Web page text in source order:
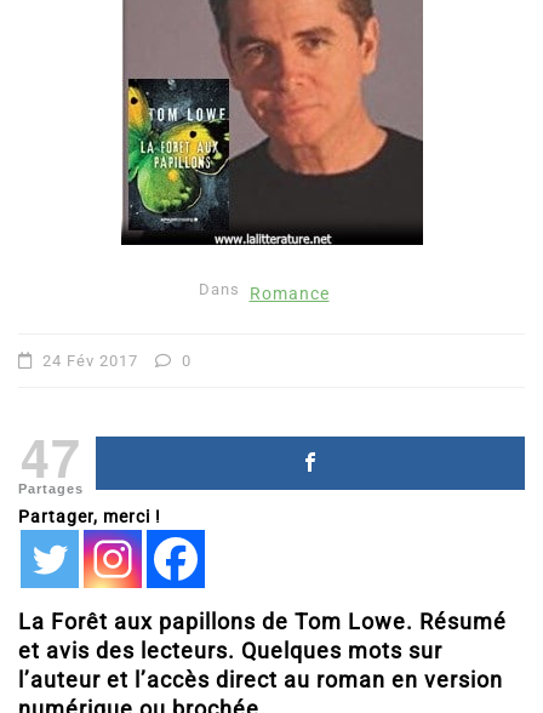
Dans Romance
24 Fév 2017 0
47
Partages
Partager, merci !
La Forêt aux papillons de Tom Lowe. Résumé
et avis des lecteurs. Quelques mots sur
l’auteur et l’accès direct au roman en version